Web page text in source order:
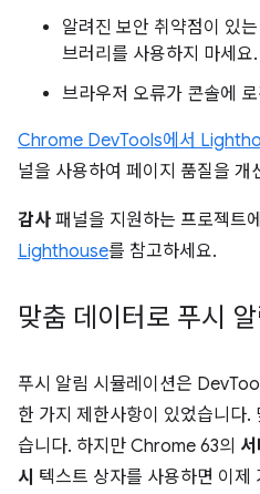
알려진 보안 취약점이 있
브러리를 사용하지 마세요.
브라우저 오류가 콘솔에
Chrome DevTools에서
널을 사용하여 페이지 품질을 개
감사 패널을 지원하는 프로젝트
Lighthouse를 참고하세요.
맞춤 데이터로 푸시
푸시 알림 시뮬레이션은
한 가지 제한사항이 있었습니다.
습니다. 하지만 Chrome 63의
시 텍스트 상자를 사용하면 이제